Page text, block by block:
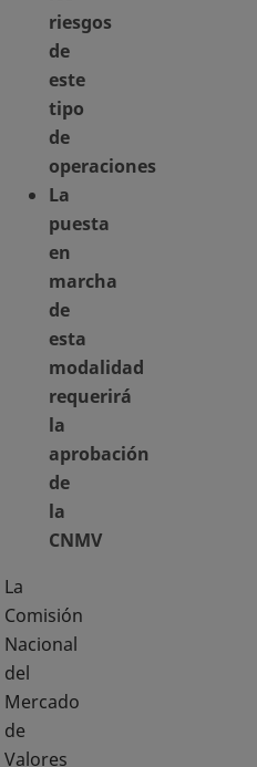
riesgos
de
este
tipo
de
operaciones
La
puesta
en
marcha
de
esta
modalidad
requerirá
la
aprobación
de
la
CNMV
La
Comisión
Nacional
del
Mercado
de
Valores